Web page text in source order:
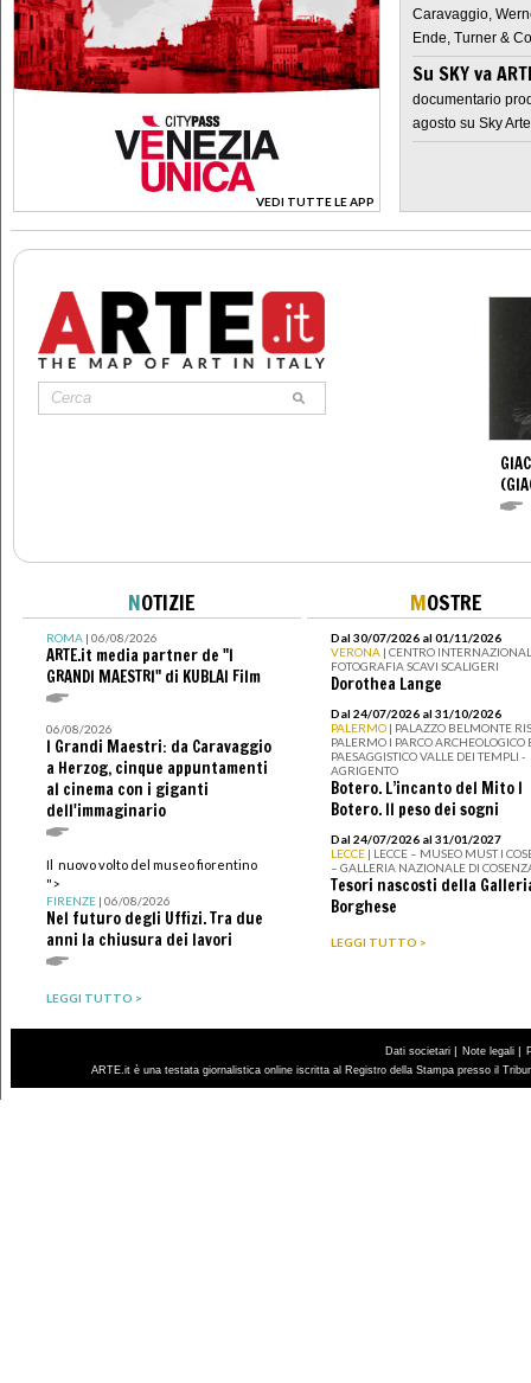
VEDI TUTTE LE APP
>
Caravaggio,
Ende, Turner &
Su SKY va
documentario
agosto su Sky Arte
NOTIZIE
ROMA| 06/08/2026
ARTE.it media partner de "I
GRANDI MAESTRI" di KUBLAI Film
06/08/2026
I Grandi Maestri: da Caravaggio
a Herzog, cinque appuntamenti
al cinema con i giganti
dell'immaginario
Il nuovo volto del museo fiorentino
">
FIRENZE| 06/08/2026
Nel futuro degli Uffizi. Tra due
anni la chiusura dei lavori
LEGGI TUTTO >
MOSTRE
Dal 30/07/2026 al 01/11/2026
VERONA | CENTRO
FOTOGRAFIA SCAVI SCALIGERI
Dorothea Lange
Dal 24/07/2026 al 31/10/2026
PALERMO | PALAZZO BELMONTE
PALERMO I PARCO ARCHEOLOGICO
PAESAGGISTICO VALLE DEI TEMPLI -
AGRIGENTO
Botero. L’incanto del Mito I
Botero. Il peso dei sogni
Dal 24/07/2026 al 31/01/2027
LECCE | LECCE – MUSEO MUST I
– GALLERIA NAZIONALE DI
Tesori nascosti della
Borghese
LEGGI TUTTO >
Dati societari | Note legali |
ARTE.it è una testata giornalistica online iscritta al Registro della Stampa presso il